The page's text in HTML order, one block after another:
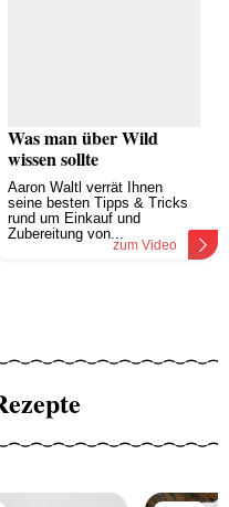
Was man über Wild
wissen sollte
Aaron Waltl verrät Ihnen
seine besten Tipps & Tricks
rund um Einkauf und
Zubereitung von...
zum Video